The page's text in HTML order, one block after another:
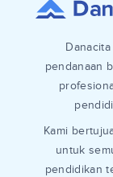
pendanaan
Kami
untuk
pendidikan